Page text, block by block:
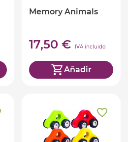
Memory Animals
17,50 € IVA incluido
Añadir